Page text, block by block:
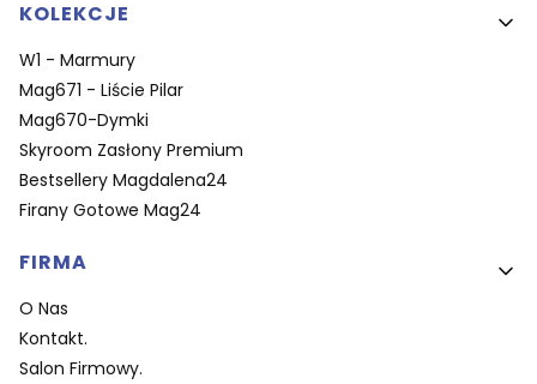
KOLEKCJE
W1 - Marmury
Mag671 - Liście Pilar
Mag670-Dymki
Skyroom Zasłony Premium
Bestsellery Magdalena24
Firany Gotowe Mag24
FIRMA
O Nas
Kontakt.
Salon Firmowy.